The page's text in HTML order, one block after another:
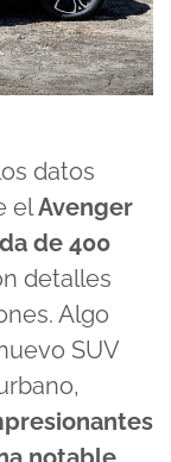
datos
elAvenger
de 400
detalles
Algo
SUV